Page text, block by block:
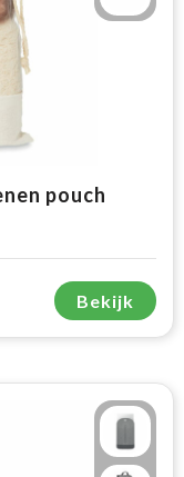
pouch
Bekijk